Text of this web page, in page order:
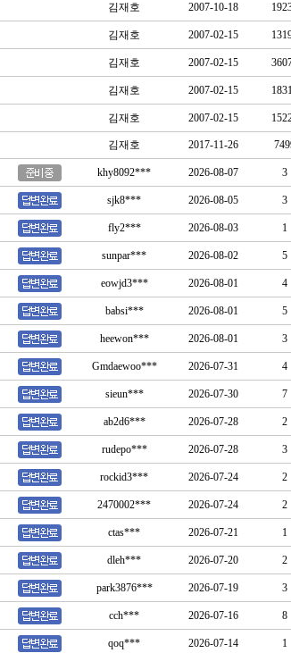
김재호 2007-10-18
김재호 2007-02-15
김재호 2007-02-15
김재호 2007-02-15
김재호 2007-02-15
김재호 2017-11-26
khy8092*** 2026-08-07 3
sjk8*** 2026-08-05 3
fly2*** 2026-08-03 1
sunpar*** 2026-08-02 5
eowjd3*** 2026-08-01 4
babsi*** 2026-08-01 5
heewon*** 2026-08-01 3
Gmdaewoo*** 2026-07-31 4
sieun*** 2026-07-30 7
ab2d6*** 2026-07-28 2
rudepo*** 2026-07-28 3
rockid3*** 2026-07-24 2
2470002*** 2026-07-24 2
ctas*** 2026-07-21 1
dleh*** 2026-07-20 2
park3876*** 2026-07-19 3
cch*** 2026-07-16 8
qoq*** 2026-07-14 1